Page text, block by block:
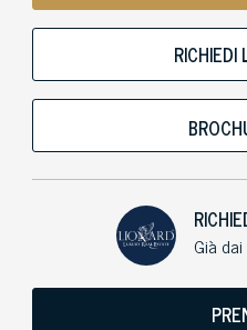
RICHIEDI
Già